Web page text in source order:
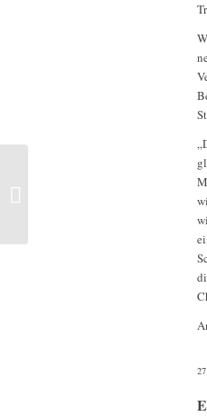
Das Grosse Eis – im Wandel: